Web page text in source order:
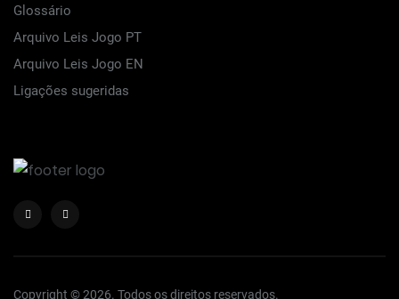
Glossário
Arquivo Leis Jogo PT
Arquivo Leis Jogo EN
Ligações sugeridas
Copyright © 2026. Todos os direitos reservados.